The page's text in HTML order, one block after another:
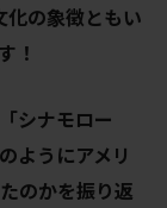
化の象徴ともい
！
シナモロー
ようにアメリ
のかを振り返